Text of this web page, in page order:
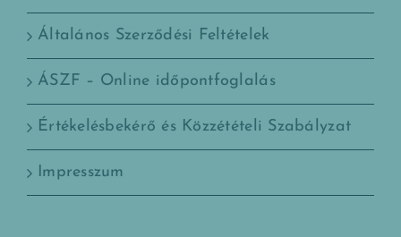
Általános Szerződési Feltételek
ÁSZF – Online időpontfoglalás
Értékelésbekérő és Közzétételi Szabályzat
Impresszum